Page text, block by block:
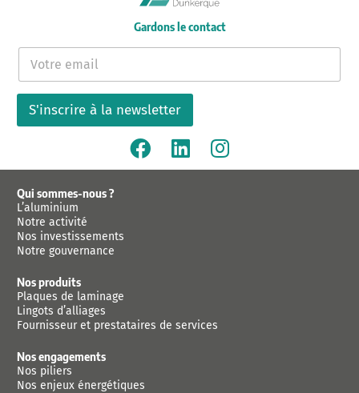
Gardons le contact
m
l
S'inscrire à la newsletter
Qui sommes-nous ?
L’aluminium
Notre activité
Nos investissements
Notre gouvernance
Nos produits
Plaques de laminage
Lingots d’alliages
Fournisseur et prestataires de services
Nos engagements
Nos piliers
Nos enjeux énergétiques